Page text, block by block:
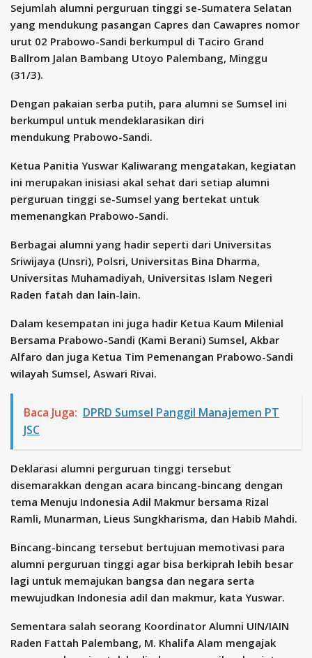
Sejumlah alumni perguruan tinggi se-Sumatera Selatan
yang mendukung pasangan Capres dan Cawapres nomor
urut 02 Prabowo-Sandi berkumpul di Taciro Grand
Ballrom Jalan Bambang Utoyo Palembang, Minggu
(31/3).
Dengan pakaian serba putih, para alumni se Sumsel ini
berkumpul untuk mendeklarasikan diri
mendukung Prabowo-Sandi.
Ketua Panitia Yuswar Kaliwarang mengatakan, kegiatan
ini merupakan inisiasi akal sehat dari setiap alumni
perguruan tinggi se-Sumsel yang bertekat untuk
memenangkan Prabowo-Sandi.
Berbagai alumni yang hadir seperti dari Universitas
Sriwijaya (Unsri), Polsri, Universitas Bina Dharma,
Universitas Muhamadiyah, Universitas Islam Negeri
Raden fatah dan lain-lain.
Dalam kesempatan ini juga hadir Ketua Kaum Milenial
Bersama Prabowo-Sandi (Kami Berani) Sumsel, Akbar
Alfaro dan juga Ketua Tim Pemenangan Prabowo-Sandi
wilayah Sumsel, Aswari Rivai.
Baca Juga: DPRD Sumsel Panggil Manajemen PT
JSC
Deklarasi alumni perguruan tinggi tersebut
disemarakkan dengan acara bincang-bincang dengan
tema Menuju Indonesia Adil Makmur bersama Rizal
Ramli, Munarman, Lieus Sungkharisma, dan Habib Mahdi.
Bincang-bincang tersebut bertujuan memotivasi para
alumni perguruan tinggi agar bisa berkiprah lebih besar
lagi untuk memajukan bangsa dan negara serta
mewujudkan Indonesia adil dan makmur, kata Yuswar.
Sementara salah seorang Koordinator Alumni UIN/IAIN
Raden Fattah Palembang, M. Khalifa Alam mengajak